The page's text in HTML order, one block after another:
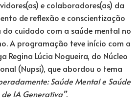
e colaboradores(as) da
de reflexão e conscientização
cuidado com a saúde mental no
A programação teve início com a
Regina Lúcia Nogueira, do Núcleo
(Nupsi), que abordou o tema
Saúde Mental e Saúde
IA Generativa”.